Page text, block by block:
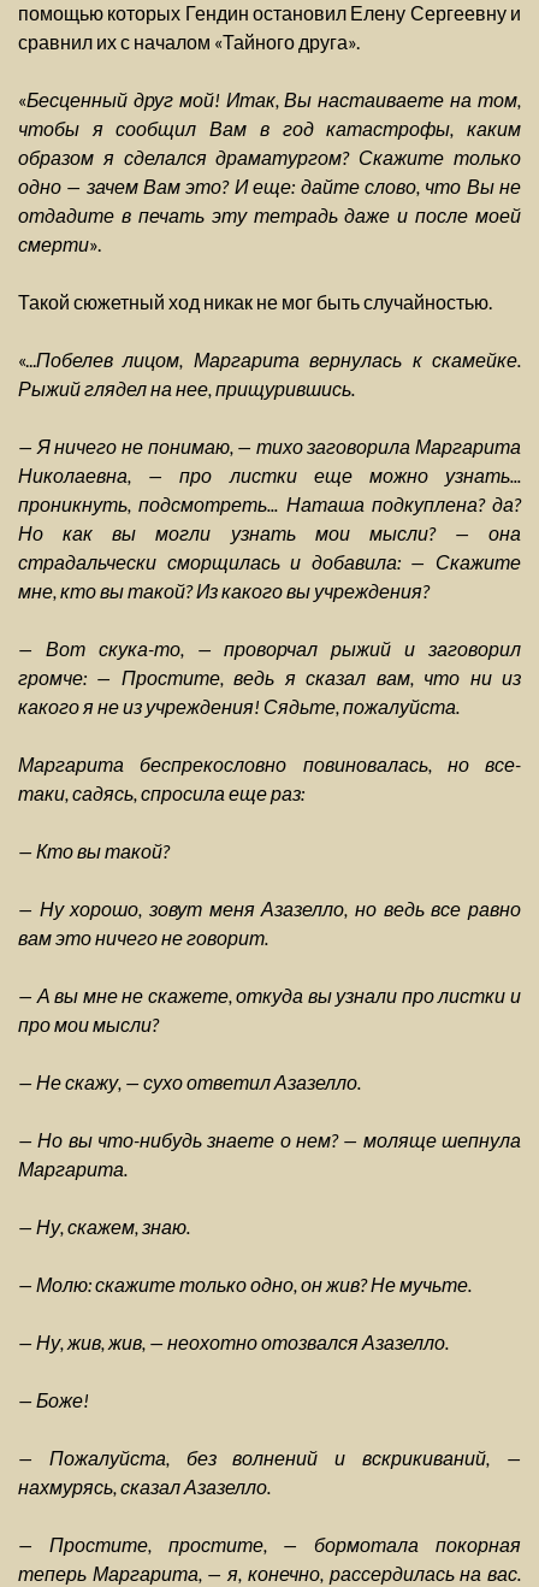
помощью которых Гендин остановил Елену Сергеевну и
сравнил их с началом «Тайного друга».
«Бесценный друг мой! Итак, Вы настаиваете на том,
чтобы я сообщил Вам в год катастрофы, каким
образом я сделался драматургом? Скажите только
одно — зачем Вам это? И еще: дайте слово, что Вы не
отдадите в печать эту тетрадь даже и после моей
смерти».
Такой сюжетный ход никак не мог быть случайностью.
«...Побелев лицом, Маргарита вернулась к скамейке.
Рыжий глядел на нее, прищурившись.
— Я ничего не понимаю, — тихо заговорила Маргарита
Николаевна, — про листки еще можно узнать...
проникнуть, подсмотреть... Наташа подкуплена? да?
Но как вы могли узнать мои мысли? — она
страдальчески сморщилась и добавила: — Скажите
мне, кто вы такой? Из какого вы учреждения?
— Вот скука-то, — проворчал рыжий и заговорил
громче: — Простите, ведь я сказал вам, что ни из
какого я не из учреждения! Сядьте, пожалуйста.
Маргарита беспрекословно повиновалась, но все-
таки, садясь, спросила еще раз:
— Кто вы такой?
— Ну хорошо, зовут меня Азазелло, но ведь все равно
вам это ничего не говорит.
— А вы мне не скажете, откуда вы узнали про листки и
про мои мысли?
— Не скажу, — сухо ответил Азазелло.
— Но вы что-нибудь знаете о нем? — моляще шепнула
Маргарита.
— Ну, скажем, знаю.
— Молю: скажите только одно, он жив? Не мучьте.
— Ну, жив, жив, — неохотно отозвался Азазелло.
— Боже!
— Пожалуйста, без волнений и вскрикиваний, —
нахмурясь, сказал Азазелло.
— Простите, простите, — бормотала покорная
теперь Маргарита, — я, конечно, рассердилась на вас.